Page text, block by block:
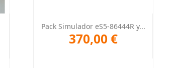
Vista rápida
Pack Simulador eS5-86444R y...
370,00 €